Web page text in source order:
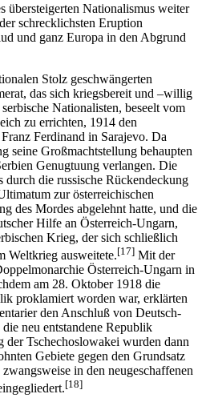
übersteigerten Nationalismus weiter
schrecklichsten Eruption
und ganz Europa in den Abgrund
Stolz geschwängerten
das sich kriegsbereit und –willig
Nationalisten, beseelt vom
zu errichten, 1914 den
Ferdinand in Sarajevo. Da
seine Großmachtstellung behaupten
Genugtuung verlangen. Die
durch die russische Rückendeckung
zur österreichischen
des Mordes abgelehnt hatte, und die
Hilfe an Österreich-Ungarn,
Krieg, der sich schließlich
Weltkrieg ausweitete.[17] Mit der
Österreich-Ungarn in
am 28. Oktober 1918 die
proklamiert worden war, erklärten
den Anschluß von Deutsch-
neu entstandene Republik
Tschechoslowakei wurden dann
Gebiete gegen den Grundsatz
in den neugeschaffenen
[18]